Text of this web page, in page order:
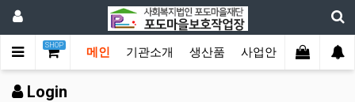
SHOP
메인 기관소개 생산품 사업안내 후원 및
Login